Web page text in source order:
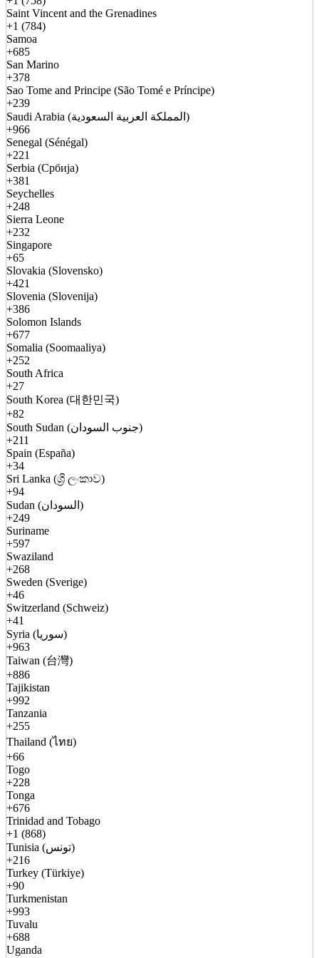
Saint Vincent and the Grenadines
+1 (784)
Samoa
+685
San Marino
+378
Sao Tome and Principe (São Tomé e Príncipe)
+239
Saudi Arabia (المملكة العربية السعودية)
+966
Senegal (Sénégal)
+221
Serbia (Србија)
+381
Seychelles
+248
Sierra Leone
+232
Singapore
+65
Slovakia (Slovensko)
+421
Slovenia (Slovenija)
+386
Solomon Islands
+677
Somalia (Soomaaliya)
+252
South Africa
+27
South Korea (대한민국)
+82
South Sudan (جنوب السودان)
+211
Spain (España)
+34
Sri Lanka (ශ්‍රී ලංකාව)
+94
Sudan (السودان)
+249
Suriname
+597
Swaziland
+268
Sweden (Sverige)
+46
Switzerland (Schweiz)
+41
Syria (سوريا)
+963
Taiwan (台灣)
+886
Tajikistan
+992
Tanzania
+255
Thailand (ไทย)
+66
Togo
+228
Tonga
+676
Trinidad and Tobago
+1 (868)
Tunisia (تونس)
+216
Turkey (Türkiye)
+90
Turkmenistan
+993
Tuvalu
+688
Uganda